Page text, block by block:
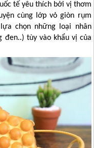
tế yêu thích bởi vị thơm
cùng lớp vỏ giòn rụm
chọn những loại nhân
đen..) tùy vào khẩu vị của